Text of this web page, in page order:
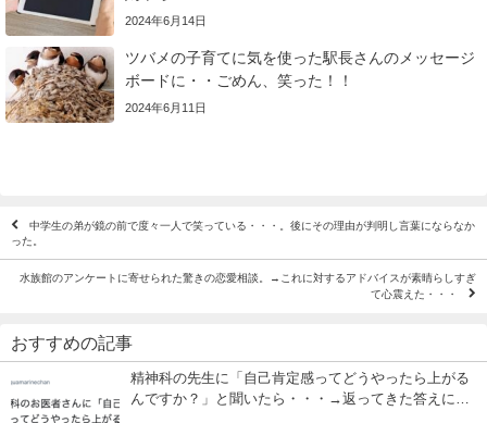
2024年6月14日
ツバメの子育てに気を使った駅長さんのメッセージ
ボードに・・ごめん、笑った！！
2024年6月11日
中学生の弟が鏡の前で度々一人で笑っている・・・。後にその理由が判明し言葉にならなか
った。
水族館のアンケートに寄せられた驚きの恋愛相談。→これに対するアドバイスが素晴らしすぎ
て心震えた・・・
おすすめの記事
精神科の先生に「自己肯定感ってどうやったら上がる
んですか？」と聞いたら・・・→返ってきた答えに考